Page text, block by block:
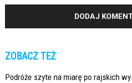
ZOBACZ TEŻ
Podróże szyte na miarę po rajskich